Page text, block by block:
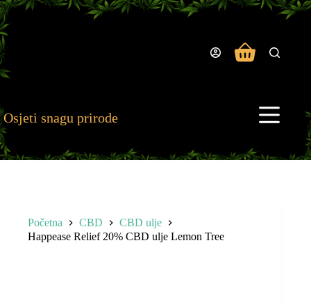
Preskoči
na
sadržaj
Osjeti snagu prirode
Košarica
Početna CBD
CBD ulje
Happease Relief 20% CBD ulje Lemon Tree